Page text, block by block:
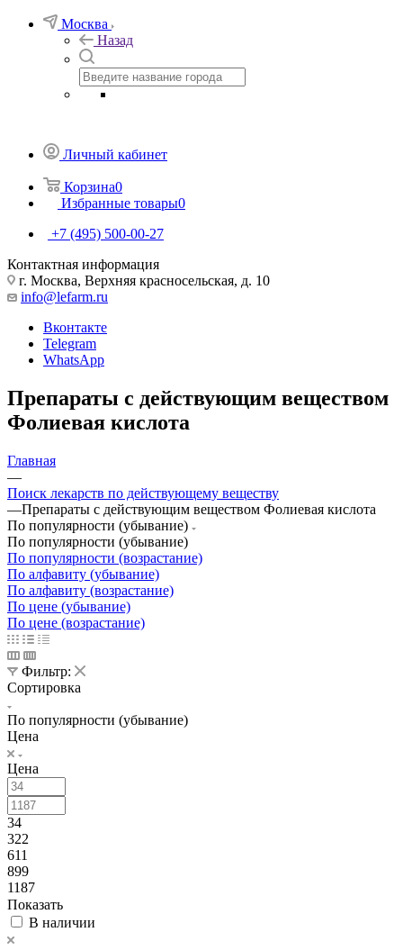
Москва
Назад
Личный кабинет
Корзина0
Избранные товары0
+7 (495) 500-00-27
Контактная информация
г. Москва, Верхняя красносельская, д. 10
info@lefarm.ru
Вконтакте
Telegram
WhatsApp
Препараты с действующим веществом
Фолиевая кислота
Главная
—
Поиск лекарств по действующему веществу
—Препараты с действующим веществом Фолиевая кислота
По популярности (убывание)
По популярности (убывание)
По популярности (возрастание)
По алфавиту (убывание)
По алфавиту (возрастание)
По цене (убывание)
По цене (возрастание)
Фильтр:
Сортировка
По популярности (убывание)
Цена
Цена
34
322
611
899
1187
Показать
В наличии